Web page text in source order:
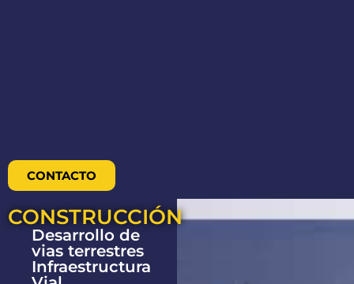
CONTACTO
CONSTRUCCIÓN
Desarrollo de
vias terrestres
Infraestructura